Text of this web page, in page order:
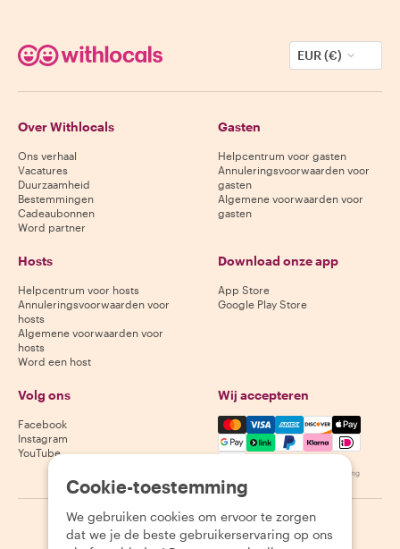
EUR (€)
Over Withlocals
Ons verhaal
Vacatures
Duurzaamheid
Bestemmingen
Cadeaubonnen
Word partner
Gasten
Helpcentrum voor gasten
Annuleringsvoorwaarden voor
gasten
Algemene voorwaarden voor
gasten
Hosts
Helpcentrum voor hosts
Annuleringsvoorwaarden voor
hosts
Algemene voorwaarden voor
hosts
Word een host
Download onze app
App Store
Google Play Store
Volg ons
Facebook
Instagram
YouTube
Wij accepteren
Mastercard, Visa, Amex,
Beschikbaarheid varieert per bestemming
2026 Withlocals.com Privacybeleid Cookies
Cookie-toestemming
We gebruiken cookies om ervoor te zorgen
dat we je de beste gebruikerservaring op ons